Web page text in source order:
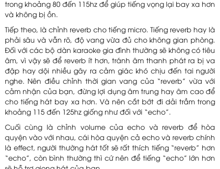
trong khoảng 80 đến 115hz để giúp tiếng vọng lại bay xa hơn
và không bị ồn.
Tiếp theo, là chỉnh reverb cho tiếng micro. Tiếng reverb hay là
phải sâu và vẫn rõ, độ vang vừa đủ cho không gian phòng.
Đối với các bộ dàn karaoke gia đình thường sẽ không có tiêu
âm, vì vậy sẽ để reverb ít hơn, tránh âm thanh phát ra bị va
đập hay dội nhiều gây ra cảm giác khó chịu đến tai người
nghe. Nên điều chỉnh thời gian vang của “reverb” vừa với
cảm nhận của bạn, đừng lợi dụng âm trung hay âm cao để
cho tiếng hát bay xa hơn. Và nên cắt bớt đi dải trầm trong
khoảng 115 đến 125hz giống như đối với “echo”.
Cuối cùng là chỉnh volume của echo và reverb để hòa
quyện vào với nhau, cái hòa quyện cả echo và reverb chính
là effect, người thường hát tốt sẽ rất thích tiếng “reverb” hơn
“echo”, còn bình thường thì cứ nên để tiếng “echo” lớn hơn